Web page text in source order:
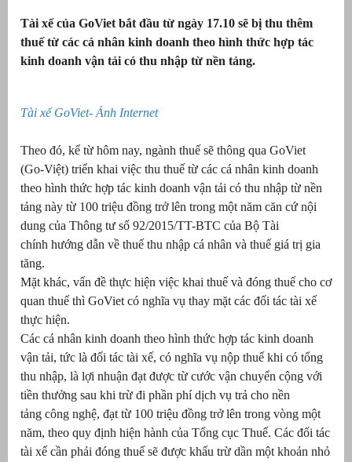
Tài xế của GoViet bắt đầu từ ngày 17.10 sẽ bị thu thêm
thuế từ các cá nhân kinh doanh theo hình thức hợp tác
kinh doanh vận tải có thu nhập từ nền tảng.
Tài xế GoViet- Ảnh Internet
Theo đó, kể từ hôm nay, ngành thuế sẽ thông qua GoViet
(Go-Việt) triển khai việc thu thuế từ các cá nhân kinh doanh
theo hình thức hợp tác kinh doanh vận tải có thu nhập từ nền
tảng này từ 100 triệu đồng trở lên trong một năm căn cứ nội
dung của Thông tư số 92/2015/TT-BTC của Bộ Tài
chính hướng dẫn về thuế thu nhập cá nhân và thuế giá trị gia
tăng.
Mặt khác, vấn đề thực hiện việc khai thuế và đóng thuế cho cơ
quan thuế thì GoViet có nghĩa vụ thay mặt các đối tác tài xế
thực hiện.
Các cá nhân kinh doanh theo hình thức hợp tác kinh doanh
vận tải, tức là đối tác tài xế, có nghĩa vụ nộp thuế khi có tổng
thu nhập, là lợi nhuận đạt được từ cước vận chuyển cộng với
tiền thưởng sau khi trừ đi phần phí dịch vụ trả cho nền
tảng công nghệ, đạt từ 100 triệu đồng trở lên trong vòng một
năm, theo quy định hiện hành của Tổng cục Thuế. Các đối tác
tài xế cần phải đóng thuế sẽ được khấu trừ dần một khoản nhỏ